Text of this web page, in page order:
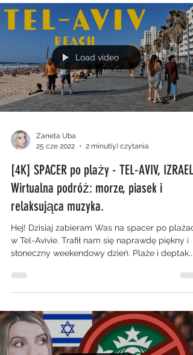
Load video
Zaneta Uba
25 cze 2022
2 minut(y) czytania
[4K] SPACER po plaży - TEL-AVIV, IZRAEL.
Wirtualna podróż: morze, piasek i
relaksująca muzyka.
Hej! Dzisiaj zabieram Was na spacer po
w Tel-Avivie. Trafił nam się naprawdę piękny i
słoneczny weekendowy dzień. Plaże i deptak...